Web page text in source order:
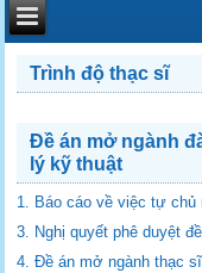
Trình độ thạc sĩ
Đề án mở ngành
lý kỹ thuật
1. Báo cáo về việc tự
3. Nghị quyết phê duyệt
4. Đề án mở ngành thạc